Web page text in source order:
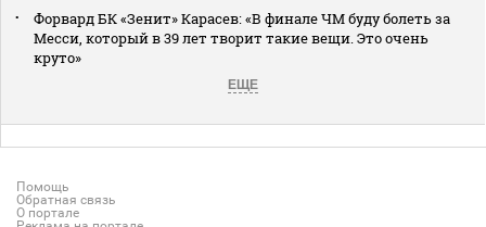
Форвард БК «Зенит» Карасев: «В финале ЧМ буду болеть за
Месси, который в 39 лет творит такие вещи. Это очень
круто»
ЕЩЕ
Помощь
Обратная связь
О портале